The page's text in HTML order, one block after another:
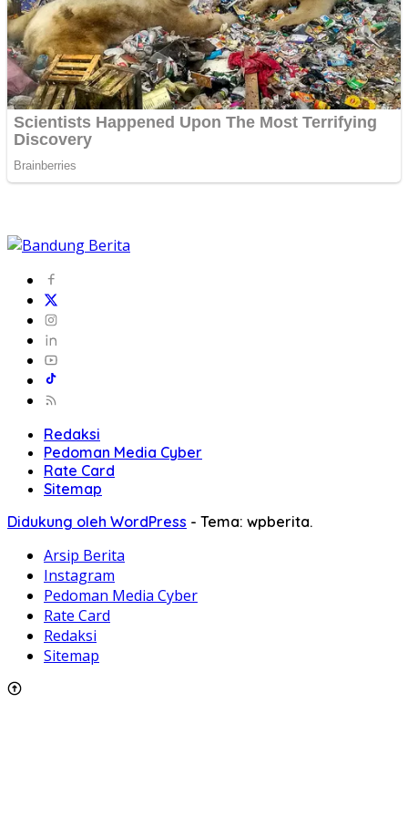
Redaksi
Pedoman Media Cyber
Rate Card
Sitemap
Didukung oleh WordPress - Tema: wpberita.
Arsip Berita
Instagram
Pedoman Media Cyber
Rate Card
Redaksi
Sitemap